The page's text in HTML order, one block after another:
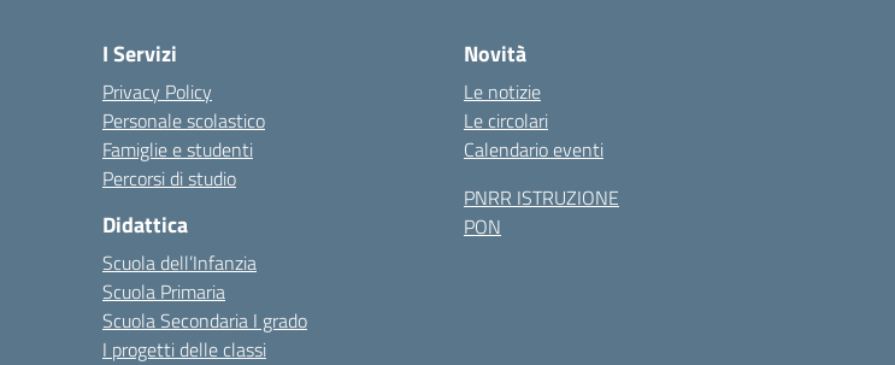
I Servizi
Privacy Policy
Personale scolastico
Famiglie e studenti
Percorsi di studio
Didattica
Scuola dell’Infanzia
Scuola Primaria
Scuola Secondaria I grado
I progetti delle classi
Novità
Le notizie
Le circolari
Calendario eventi
PNRR ISTRUZIONE
PON